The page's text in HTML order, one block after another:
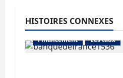
HISTOIRES CONNEXES
Abonnés
Financement
Les taux